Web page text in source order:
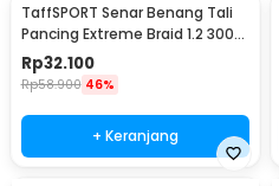
TaffSPORT Senar Benang Tali
Pancing Extreme Braid 1.2 300M
- FM-PEL
Rp32.100
Rp58.900 46%
+ Keranjang